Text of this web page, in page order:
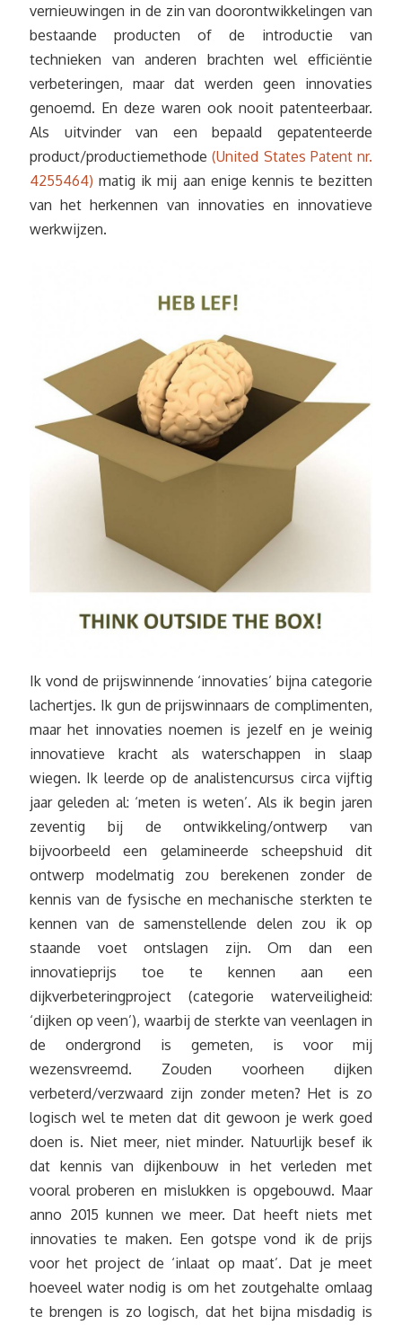
vernieuwingen in de zin van doorontwikkelingen van
bestaande producten of de introductie van
technieken van anderen brachten wel efficiëntie
verbeteringen, maar dat werden geen innovaties
genoemd. En deze waren ook nooit patenteerbaar.
Als uitvinder van een bepaald gepatenteerde
product/productiemethode(United States Patent nr.
4255464) matig ik mij aan enige kennis te bezitten
van het herkennen van innovaties en innovatieve
werkwijzen.
Ik vond de prijswinnende ‘innovaties’ bijna categorie
lachertjes. Ik gun de prijswinnaars de complimenten,
maar het innovaties noemen is jezelf en je weinig
innovatieve kracht als waterschappen in slaap
wiegen. Ik leerde op de analistencursus circa vijftig
jaar geleden al: ‘meten is weten’. Als ik begin jaren
zeventig bij de ontwikkeling/ontwerp van
bijvoorbeeld een gelamineerde scheepshuid dit
ontwerp modelmatig zou berekenen zonder de
kennis van de fysische en mechanische sterkten te
kennen van de samenstellende delen zou ik op
staande voet ontslagen zijn. Om dan een
innovatieprijs toe te kennen aan een
dijkverbeteringproject (categorie waterveiligheid:
‘dijken op veen’), waarbij de sterkte van veenlagen in
de ondergrond is gemeten, is voor mij
wezensvreemd. Zouden voorheen dijken
verbeterd/verzwaard zijn zonder meten? Het is zo
logisch wel te meten dat dit gewoon je werk goed
doen is. Niet meer, niet minder. Natuurlijk besef ik
dat kennis van dijkenbouw in het verleden met
vooral proberen en mislukken is opgebouwd. Maar
anno 2015 kunnen we meer. Dat heeft niets met
innovaties te maken. Een gotspe vond ik de prijs
voor het project de ‘inlaat op maat’. Dat je meet
hoeveel water nodig is om het zoutgehalte omlaag
te brengen is zo logisch, dat het bijna misdadig is